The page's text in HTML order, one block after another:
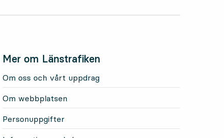
Mer om Länstrafiken
Om oss och vårt uppdrag
Om webbplatsen
Personuppgifter